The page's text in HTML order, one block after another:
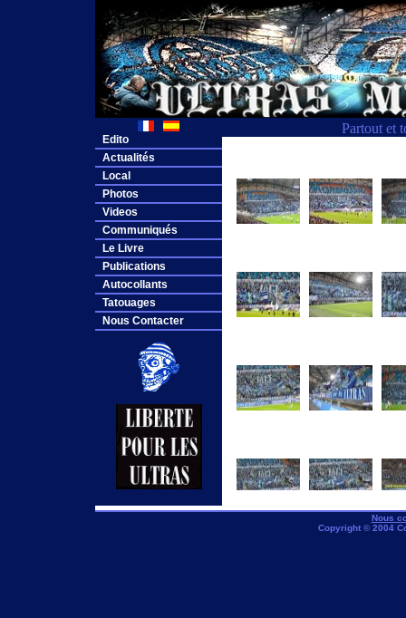
Partout et
Edito
Actualités
Local
Photos
Videos
Communiqués
Le Livre
Publications
Autocollants
Tatouages
Nous Contacter
Nous
Copyright © 2004